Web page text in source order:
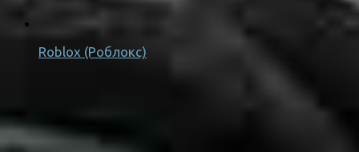
Roblox (Роблокс)